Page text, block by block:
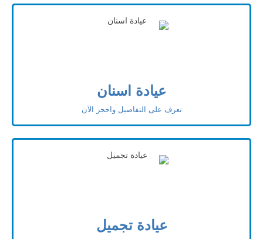
عيادة اسنان
تعرف على التفاصيل واحجز الآن
عيادة تجميل